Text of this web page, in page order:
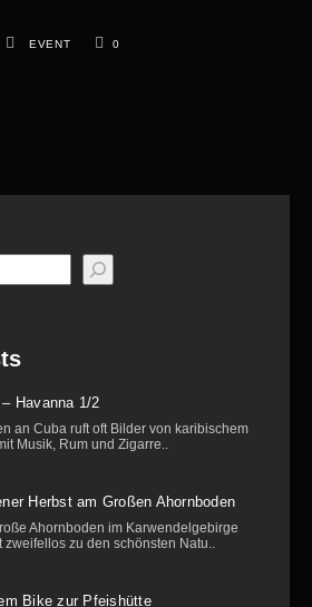
EVENT 0
Havanna 1/2
an Cuba ruft oft Bilder von karibischem
Musik, Rum und Zigarre..
Herbst am Großen Ahornboden
Ahornboden im Karwendelgebirge
zweifellos zu den schönsten Natu..
Bike zur Pfeishütte